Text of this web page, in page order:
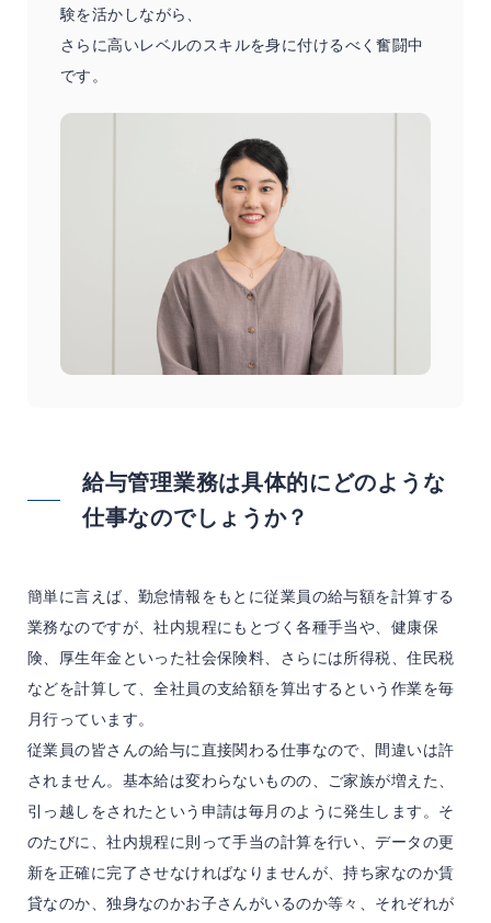
験を活かしながら、
さらに高いレベルのスキルを身に付けるべく奮闘中
です。
給与管理業務は具体的にどのような
仕事なのでしょうか？
簡単に言えば、勤怠情報をもとに従業員の給与額を計算する
業務なのですが、社内規程にもとづく各種手当や、健康保
険、厚生年金といった社会保険料、さらには所得税、住民税
などを計算して、全社員の支給額を算出するという作業を毎
月行っています。
従業員の皆さんの給与に直接関わる仕事なので、間違いは許
されません。基本給は変わらないものの、ご家族が増えた、
引っ越しをされたという申請は毎月のように発生します。そ
のたびに、社内規程に則って手当の計算を行い、データの更
新を正確に完了させなければなりませんが、持ち家なのか賃
貸なのか、独身なのかお子さんがいるのか等々、それぞれが